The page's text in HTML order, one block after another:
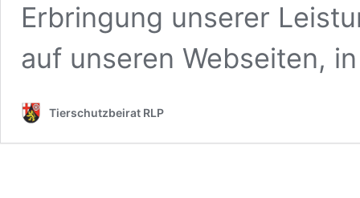
Erbringung unserer
auf unseren Webseiten,
Tierschutzbeirat RLP